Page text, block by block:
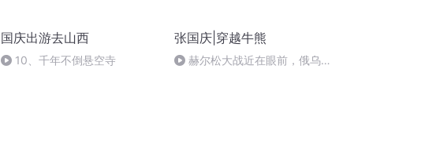
国庆出游去山西
10、千年不倒悬空寺
张国庆|穿越牛熊
赫尔松大战近在眼前，俄乌冲